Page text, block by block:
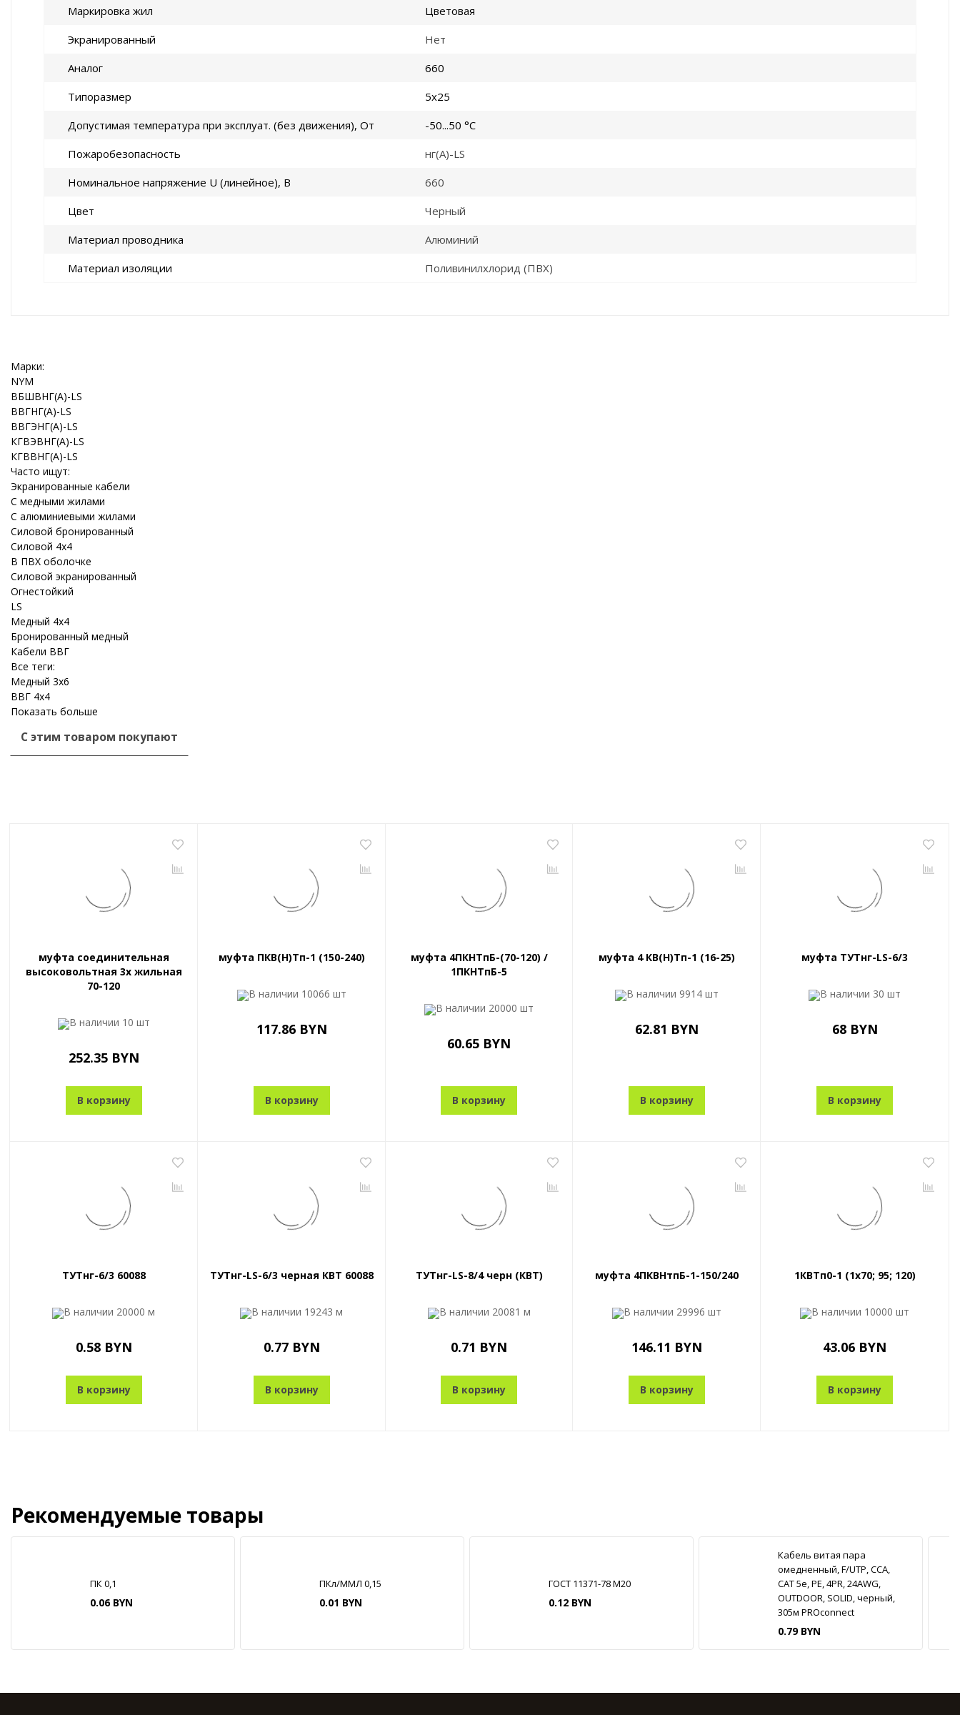
Маркировка жил
Цветовая
Экранированный
Нет
Аналог
660
Типоразмер
5x25
Допустимая температура при эксплуат. (без движения), От
-50...50 °C
Пожаробезопасность
нг(A)-LS
Номинальное напряжение U (линейное), В
660
Цвет
Черный
Материал проводника
Алюминий
Материал изоляции
Поливинилхлорид (ПВХ)
Марки:
NYM
ВБШВНГ(A)-LS
ВВГНГ(A)-LS
ВВГЭНГ(A)-LS
КГВЭВНГ(A)-LS
КГВВНГ(A)-LS
Часто ищут:
Экранированные кабели
С медными жилами
С алюминиевыми жилами
Силовой бронированный
Силовой 4x4
В ПВХ оболочке
Силовой экранированный
Огнестойкий
LS
Медный 4x4
Бронированный медный
Кабели ВВГ
Все теги:
Медный 3x6
ВВГ 4x4
Показать больше
С этим товаром покупают
муфта соединительная
высоковольтная 3х жильная
70-120
В наличии 10 шт
252.35 BYN
В корзину
муфта ПКВ(Н)Тп-1 (150-240)
В наличии 10066 шт
117.86 BYN
В корзину
муфта 4ПКНТпБ-(70-120) /
1ПКНТпБ-5
В наличии 20000 шт
60.65 BYN
В корзину
муфта 4 КВ(Н)Тп-1 (16-25)
В наличии 9914 шт
62.81 BYN
В корзину
муфта ТУТнг-LS-6/3
В наличии 30 шт
68 BYN
В корзину
ТУТнг-6/3 60088
В наличии 20000 м
0.58 BYN
В корзину
ТУТнг-LS-6/3 черная КВТ 60088
В наличии 19243 м
0.77 BYN
В корзину
ТУТнг-LS-8/4 черн (КВТ)
В наличии 20081 м
0.71 BYN
В корзину
муфта 4ПКВНтпБ-1-150/240
В наличии 29996 шт
146.11 BYN
В корзину
1КВТп0-1 (1x70; 95; 120)
В наличии 10000 шт
43.06 BYN
В корзину
Рекомендуемые товары
ПК 0,1
0.06 BYN
ПКл/ММЛ 0,15
0.01 BYN
ГОСТ 11371-78 М20
0.12 BYN
Кабель витая пара
омедненный, F/UTP, CCA,
CAT 5e, PE, 4PR, 24AWG,
OUTDOOR, SOLID, черный,
305м PROconnect
0.79 BYN